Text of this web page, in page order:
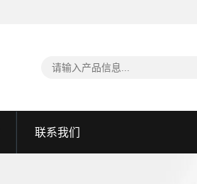
联系我们